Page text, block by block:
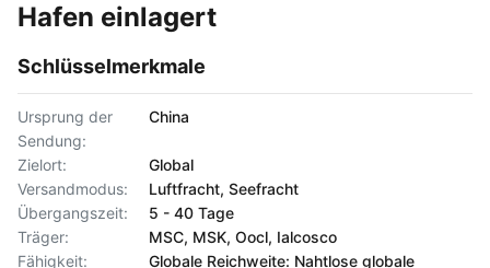
Hafen einlagert
Schlüsselmerkmale
Ursprung der
Sendung:
China
Zielort:
Global
Versandmodus:
Luftfracht, Seefracht
Übergangszeit:
5 - 40 Tage
Träger:
MSC, MSK, Oocl, Ialcosco
Fähigkeit:
Globale Reichweite: Nahtlose globale